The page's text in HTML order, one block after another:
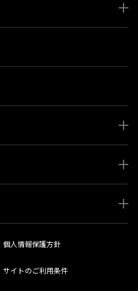
個人情報保護方針
サイトのご利用条件